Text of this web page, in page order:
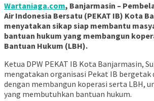
Wartaniaga.com, Banjarmasin –
Air Indonesia Bersatu (PEKAT IB) Kota
menyatakan sikap siap membantu
bantuan hukum yang membangun
Bantuan Hukum (LBH).
Ketua DPW PEKAT IB Kota Banjarmasin,
mengatakan organisasi Pekat IB bergetak
dengan membangun koperasi serta LBH,
yang membutuhkan bantuan hukum.